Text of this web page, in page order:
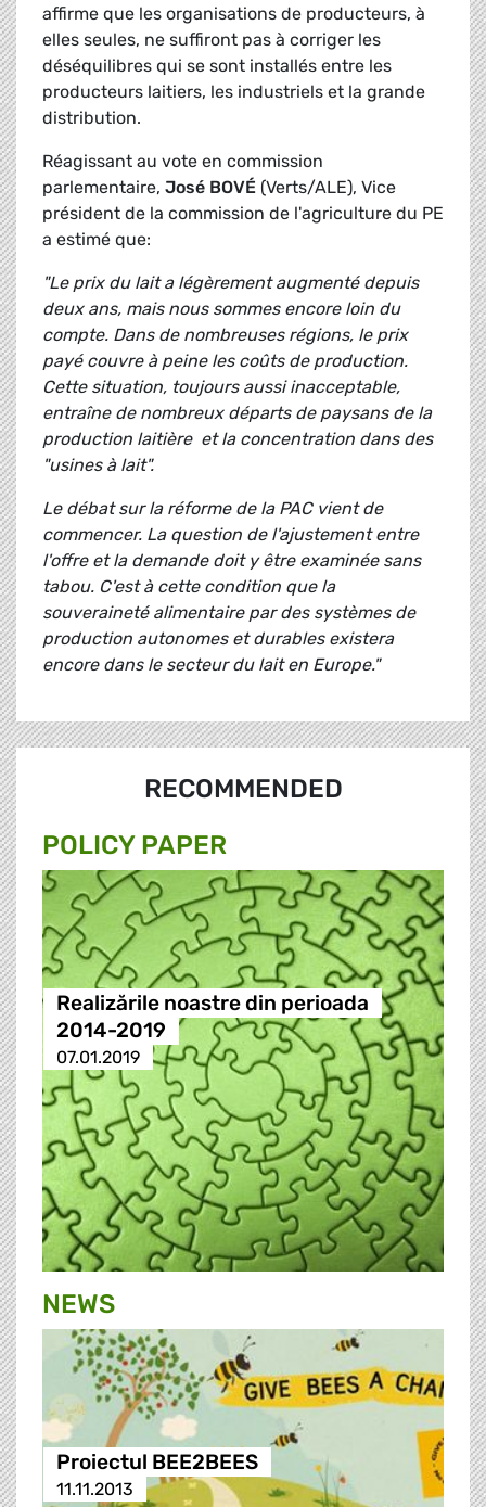
affirme que les organisations de producteurs, à
elles seules, ne suffiront pas à corriger les
déséquilibres qui se sont installés entre les
producteurs laitiers, les industriels et la grande
distribution.
Réagissant au vote en commission
parlementaire, José BOVÉ (Verts/ALE), Vice
président de la commission de l'agriculture du PE
a estimé que:
"Le prix du lait a légèrement augmenté depuis
deux ans, mais nous sommes encore loin du
compte. Dans de nombreuses régions, le prix
payé couvre à peine les coûts de production.
Cette situation, toujours aussi inacceptable,
entraîne de nombreux départs de paysans de la
production laitière et la concentration dans des
"usines à lait".
Le débat sur la réforme de la PAC vient de
commencer. La question de l'ajustement entre
l'offre et la demande doit y être examinée sans
tabou. C'est à cette condition que la
souveraineté alimentaire par des systèmes de
production autonomes et durables existera
encore dans le secteur du lait en Europe."
RECOMMENDED
POLICY PAPER
Realizările noastre din perioada
2014-2019
07.01.2019
NEWS
Proiectul BEE2BEES
11.11.2013